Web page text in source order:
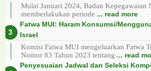
Mulai Januari 2024, Badan Kepegawaian
memberlakukan periode ... read more
Fatwa MUI: Haram Konsumsi/
Israel
Komisi Fatwa MUI mengeluarkan Fatwa
Nomor 83 Tahun 2023 tentang ... read
Penyesuaian Jadwal dan Seleksi